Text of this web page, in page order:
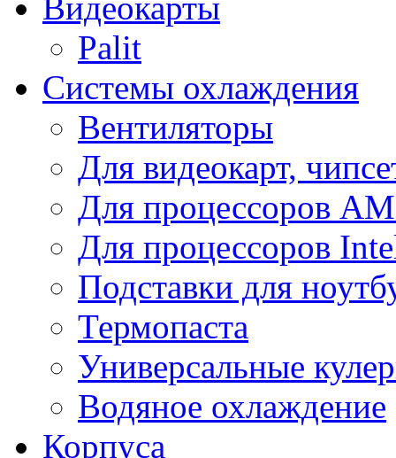
Видеокарты
Palit
Системы охлаждения
Вентиляторы
Для видеокарт,
Для процессоров
Для процессоров
Подставки для
Термопаста
Универсальные
Водяное охлаждение
Корпуса